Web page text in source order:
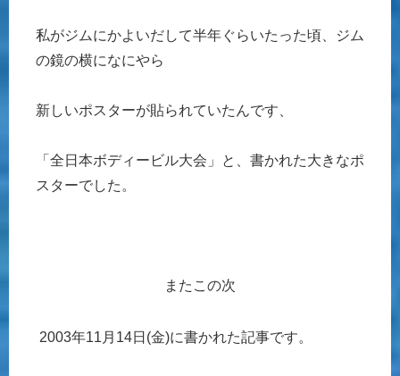
私がジムにかよいだして半年ぐらいたった頃、ジム
の鏡の横になにやら
新しいポスターが貼られていたんです、
「全日本ボディービル大会」と、書かれた大きなポ
スターでした。
またこの次
2003年11月14日(金)に書かれた記事です。